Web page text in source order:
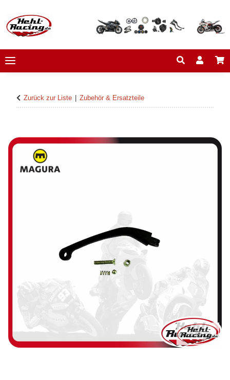
Zurück zur Liste Zubehör & Ersatzteile